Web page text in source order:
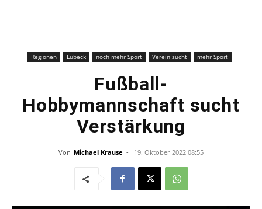
Regionen Lübeck noch mehr Sport Verein sucht mehr Sport
Fußball-
Hobbymannschaft sucht
Verstärkung
Von Michael Krause - 19. Oktober 2022 08:55